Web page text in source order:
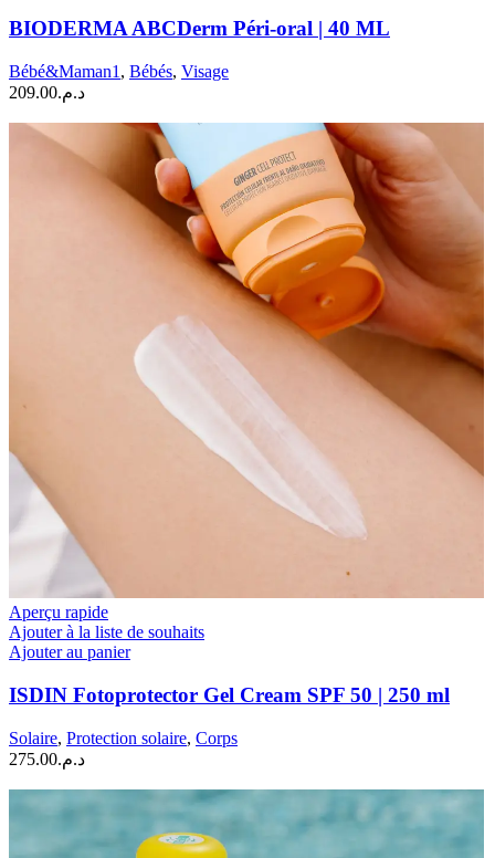
BIODERMA ABCDerm Péri-oral | 40 ML
Bébé&Maman1 , Bébés, Visage
د.م.209.00
Aperçu rapide
Ajouter à la liste de souhaits
Ajouter au panier
ISDIN Fotoprotector Gel Cream SPF 50 | 250 ml
Solaire, Protection solaire, Corps
د.م.275.00